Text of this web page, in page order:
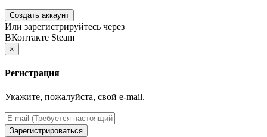
Создать аккаунт
Или зарегистрируйтесь через
ВКонтакте Steam
×
Регистрация
Укажите, пожалуйста, свой e-mail.
Зарегистрироваться